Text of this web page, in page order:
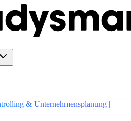
& Unternehmensplanung |